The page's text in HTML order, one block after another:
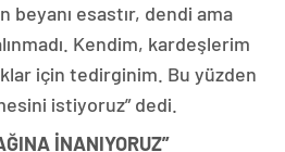
beyanı esastır, dendi ama
Kendim, kardeşlerim
için tedirginim. Bu yüzden
istiyoruz” dedi.
İNANIYORUZ”